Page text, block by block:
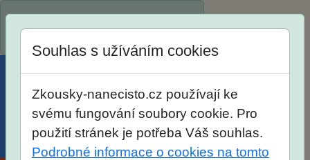
Menu Účet Košík
Souhlas s užíváním cookies
Zkousky-nanecisto.cz používají ke
svému fungování soubory cookie. Pro
použití stránek je potřeba Váš souhlas.
Podrobné informace o cookies na tomto